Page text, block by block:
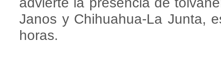
Janos y Chihuahua-La Junta,
horas.